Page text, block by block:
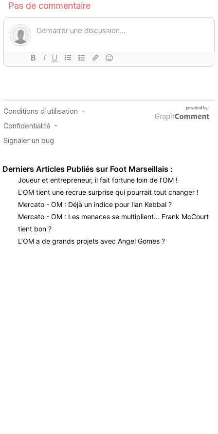
Derniers Articles Publiés sur Foot Marseillais :
Joueur et entrepreneur, il fait fortune loin de l’OM !
L’OM tient une recrue surprise qui pourrait tout changer !
Mercato - OM : Déjà un indice pour Ilan Kebbal ?
Mercato - OM : Les menaces se multiplient… Frank McCourt
tient bon ?
L’OM a de grands projets avec Angel Gomes ?